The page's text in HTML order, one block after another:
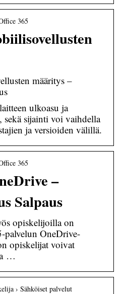
365
määritys –
ulkoasu ja
sekä sijainti voi vaihdella
ja versioiden välillä.
365
–
Salpaus
opiskelijoilla on
palvelun OneDrive-
opiskelijat voivat
…
› Sähköiset palvelut